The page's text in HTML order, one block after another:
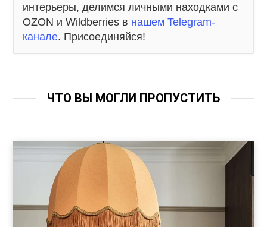
интерьеры, делимся личными находками с
OZON и Wildberries в нашем Telegram-
канале. Присоединяйся!
ЧТО ВЫ МОГЛИ ПРОПУСТИТЬ